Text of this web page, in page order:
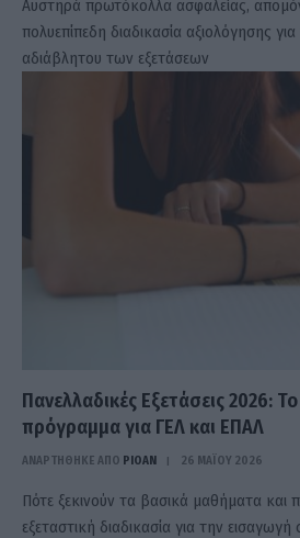
Αυστηρά πρωτόκολλα ασφαλείας,
πολυεπίπεδη διαδικασία αξιολόγησης
αδιάβλητου των εξετάσεων
Πανελλαδικές Εξετάσεις 2026:
πρόγραμμα για ΓΕΛ και ΕΠΑΛ
ΑΝΑΡΤΗΘΗΚΕ ΑΠΟ PIOAN 26 ΜΑΪ́ΟΥ 2026
Πότε ξεκινούν τα βασικά μαθήματα και
εξεταστική διαδικασία για την